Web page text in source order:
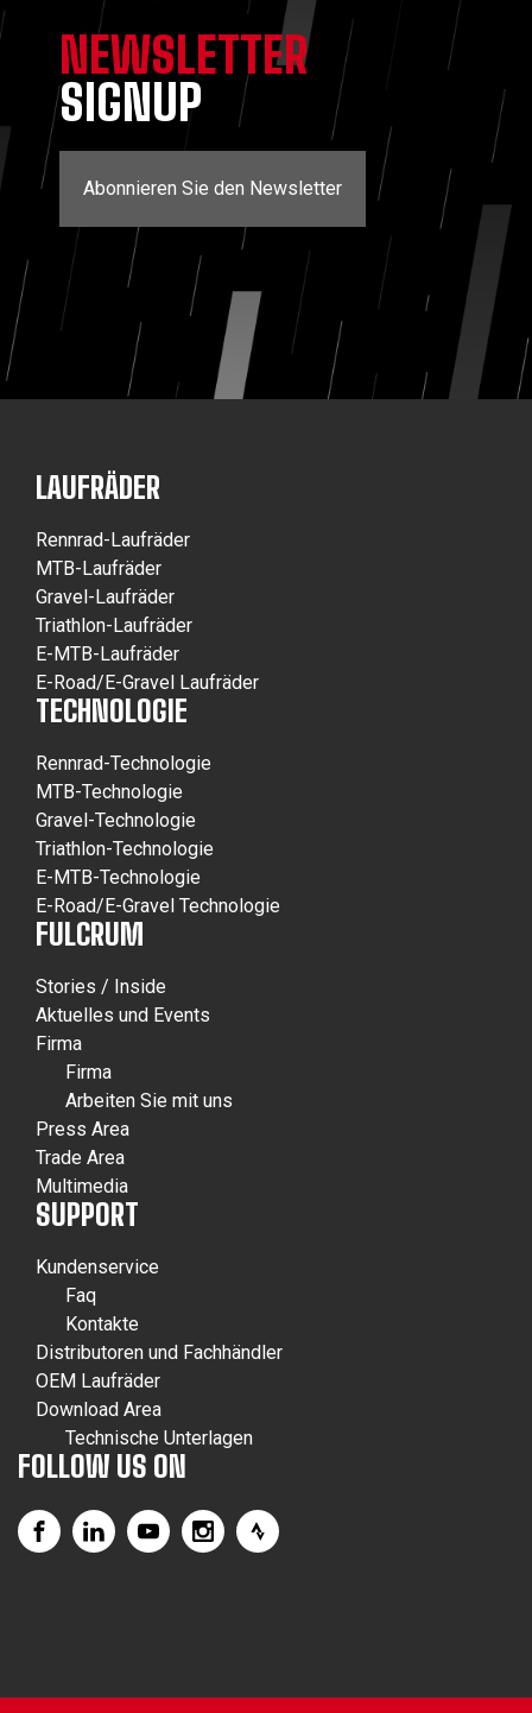
NEWSLETTER
SIGNUP
Abonnieren Sie den Newsletter
LAUFRÄDER
Rennrad-Laufräder
MTB-Laufräder
Gravel-Laufräder
Triathlon-Laufräder
E-MTB-Laufräder
E-Road/E-Gravel Laufräder
TECHNOLOGIE
Rennrad-Technologie
MTB-Technologie
Gravel-Technologie
Triathlon-Technologie
E-MTB-Technologie
E-Road/E-Gravel Technologie
FULCRUM
Stories / Inside
Aktuelles und Events
Firma
Firma
Arbeiten Sie mit uns
Press Area
Trade Area
Multimedia
SUPPORT
Kundenservice
Faq
Kontakte
Distributoren und Fachhändler
OEM Laufräder
Download Area
Technische Unterlagen
FOLLOW US ON